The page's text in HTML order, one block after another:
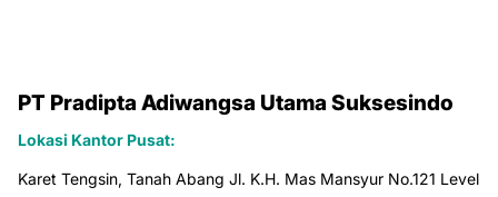
PT Pradipta Adiwangsa Utama Suksesindo
Lokasi Kantor Pusat:
Karet Tengsin, Tanah Abang Jl. K.H. Mas Mansyur No.121 Level